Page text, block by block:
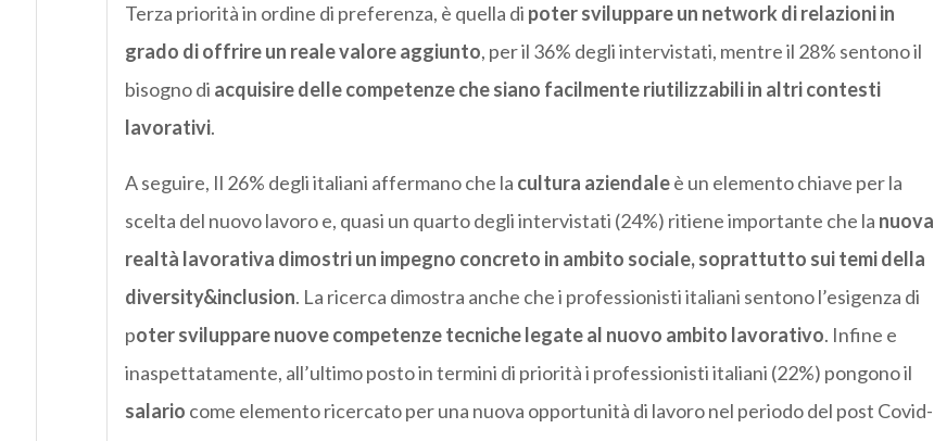
Terza priorità in ordine di preferenza, è quella di poter sviluppare un network di relazioni in
grado di offrire un reale valore aggiunto, per il 36% degli intervistati, mentre il 28% sentono il
bisogno di acquisire delle competenze che siano facilmente riutilizzabili in altri contesti
lavorativi.
A seguire, Il 26% degli italiani affermano che la cultura aziendaleè un elemento chiave per la
scelta del nuovo lavoro e, quasi un quarto degli intervistati (24%) ritiene importante che la nuova
realtà lavorativa dimostri un impegno concreto in ambito sociale, soprattutto sui temi della
diversity&inclusion. La ricerca dimostra anche che i professionisti italiani sentono l’esigenza di
poter sviluppare nuove competenze tecniche legate al nuovo ambito lavorativo. Infine e
inaspettatamente, all’ultimo posto in termini di priorità i professionisti italiani (22%) pongono il
salario come elemento ricercato per una nuova opportunità di lavoro nel periodo del post Covid-